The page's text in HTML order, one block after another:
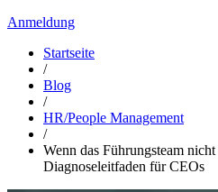
Anmeldung
Startseite
/
Blog
/
HR/People Management
/
Wenn das Führungsteam
Diagnoseleitfaden für CEOs